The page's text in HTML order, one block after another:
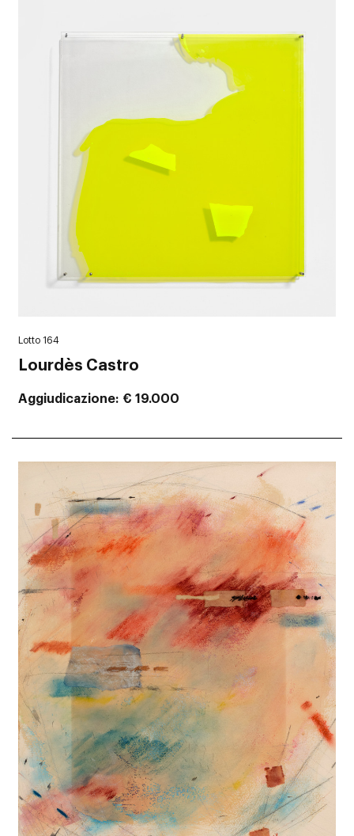
Lotto 164
Lourdès Castro
Aggiudicazione € 19.000